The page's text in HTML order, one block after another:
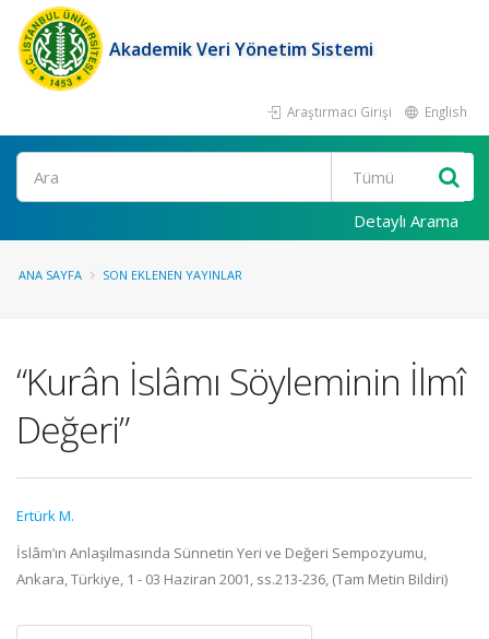
Akademik Veri Yönetim Sistemi
Araştırmacı Girişi English
Ara
Detaylı Arama
ANA SAYFA SON EKLENEN YAYINLAR
“Kurân İslâmı Söyleminin İlmî
Değeri”
Ertürk M.
İslâm’ın Anlaşılmasında Sünnetin Yeri ve Değeri Sempozyumu,
Ankara, Türkiye, 1 - 03 Haziran 2001, ss.213-236, (Tam Metin Bildiri)